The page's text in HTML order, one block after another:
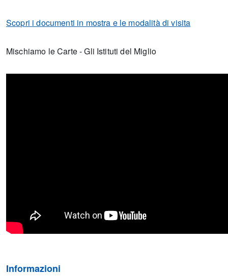
Scopri i documenti in mostra e le modalità di visita
Mischiamo le Carte - Gli Istituti del Miglio
Informazioni